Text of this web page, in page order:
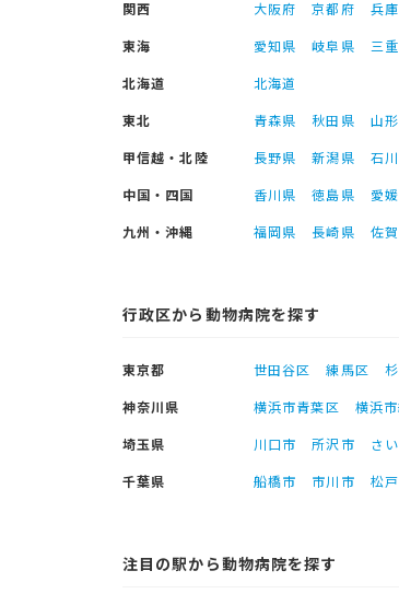
関西
大阪府 京都府 兵
東海
愛知県 岐阜県 三
北海道
北海道
東北
青森県 秋田県 山
甲信越・北陸
長野県 新潟県 石
中国・四国
香川県 徳島県 愛
九州・沖縄
福岡県 長崎県 佐
行政区から動物病院を探す
東京都 世田谷区 練馬区
神奈川県
横浜市青葉区 横浜
埼玉県
川口市 所沢市 さ
千葉県
船橋市 市川市 松
注目の駅から動物病院を探す